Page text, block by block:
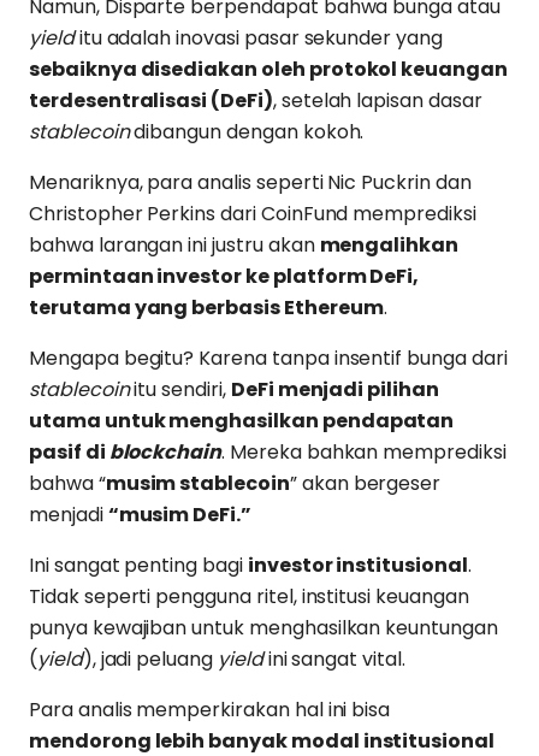
Namun, Disparte berpendapat bahwa bunga atau
yielditu adalah inovasi pasar sekunder yang
sebaiknya disediakan oleh protokol keuangan
terdesentralisasi (DeFi), setelah lapisan dasar
stablecoindibangun dengan kokoh.
Menariknya, para analis seperti Nic Puckrin dan
Christopher Perkins dari CoinFund memprediksi
bahwa larangan ini justru akan mengalihkan
permintaan investor ke platform DeFi,
terutama yang berbasis Ethereum.
Mengapa begitu? Karena tanpa insentif bunga dari
stablecoinitu sendiri, DeFi menjadi pilihan
utama untuk menghasilkan pendapatan
pasif di blockchain. Mereka bahkan memprediksi
bahwa “musim stablecoin” akan bergeser
menjadi“musim DeFi.”
Ini sangat penting bagi investor institusional.
Tidak seperti pengguna ritel, institusi keuangan
punya kewajiban untuk menghasilkan keuntungan
(yield), jadi peluang yieldini sangat vital.
Para analis memperkirakan hal ini bisa
mendorong lebih banyak modal institusional